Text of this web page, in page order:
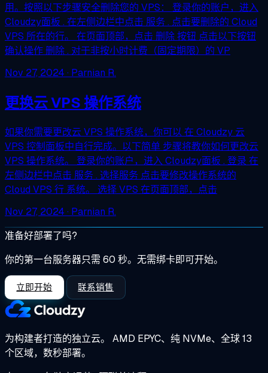
用。按照以下步骤安全删除您的 VPS： 登录你的账户，进入
Cloudzy面板 . 在左侧边栏中点击 服务 . 点击要删除的 Cloud
VPS 所在的行。 在页面顶部，点击 删除 按钮 点击以下按钮
确认操作 删除 . 对于非按小时计费（固定期限）的 VP
Nov 27, 2024 · Parnian R.
更换云 VPS 操作系统
如果你需要更改云 VPS 操作系统，你可以 在 Cloudzy 云
VPS 控制面板中自行完成。以下简单 步骤将教你如何更改云
VPS 操作系统。 登录你的账户，进入 Cloudzy面板 . 登录 在
左侧边栏中点击 服务 . 选择服务 点击要修改操作系统的
Cloud VPS 行 系统。 选择 VPS 在页面顶部，点击
Nov 27, 2024 · Parnian R.
准备好部署了吗?
你的第一台服务器只需 60 秒。无需绑卡即可开始。
立即开始 联系销售
为构建者打造的独立云。 AMD EPYC、纯 NVMe、全球 13
个区域，数秒部署。